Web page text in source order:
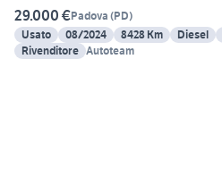
29.000 €Padova (PD)
Usato
08/2024 8428 Km Diesel
Rivenditore Autoteam